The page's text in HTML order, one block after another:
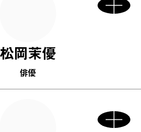
松岡茉優
俳優